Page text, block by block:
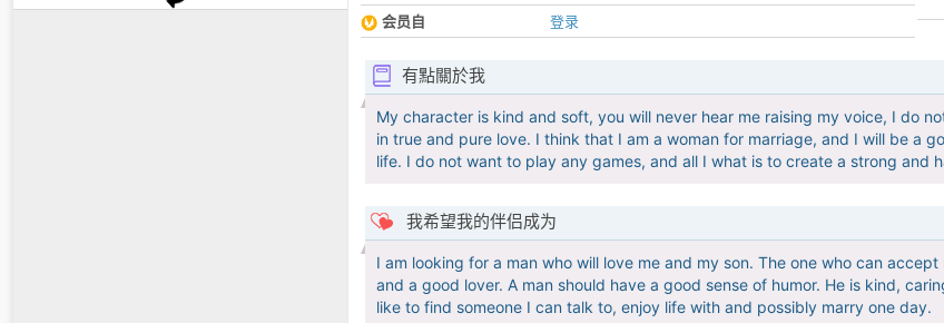
会员自
登录
有點關於我
My character is kind and soft, you will never hear me raising my voice, I do
in true and pure love. I think that I am a woman for marriage, and I will be a
life. I do not want to play any games, and all I what is to create a strong and
我希望我的伴侣成为
I am looking for a man who will love me and my son. The one who can
and a good lover. A man should have a good sense of humor. He is kind,
like to find someone I can talk to, enjoy life with and possibly marry one day.